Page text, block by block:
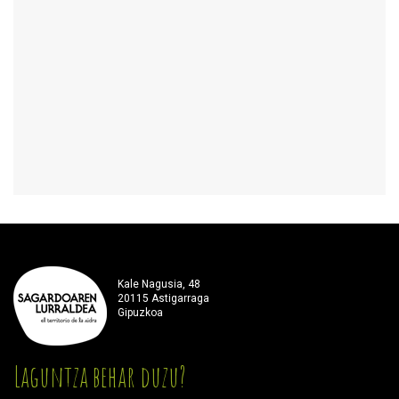
Kale Nagusia, 48
20115 Astigarraga
Gipuzkoa
Laguntza behar duzu?